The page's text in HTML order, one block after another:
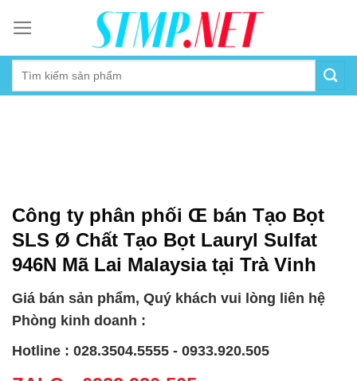
content
Công ty phân phối Œ bán Tạo Bọt
SLS Ø Chất Tạo Bọt Lauryl Sulfat
946N Mã Lai Malaysia tại Trà Vinh
Giá bán sản phẩm, Quý khách vui lòng liên hệ
Phòng kinh doanh :
Hotline : 028.3504.5555 - 0933.920.505